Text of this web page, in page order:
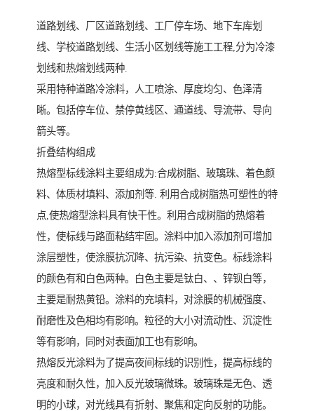
道路划线、厂区道路划线、工厂停车场、地下车库划
线、学校道路划线、生活小区划线等施工工程,分为冷漆
划线和热熔划线两种.
采用特种道路冷涂料，人工喷涂、厚度均匀、色泽清
晰。包括停车位、禁停黄线区、通道线、导流带、导向
箭头等。
折叠结构组成
热熔型标线涂料主要组成为:合成树脂、玻璃珠、着色颜
料、体质材填料、添加剂等. 利用合成树脂热可塑性的特
点,使热熔型涂料具有快干性。利用合成树脂的热熔着
性，使标线与路面粘结牢固。涂料中加入添加剂可增加
涂层塑性，使涂膜抗沉降、抗污染、抗变色。标线涂料
的颜色有和白色两种。白色主要是钛白、、锌钡白等，
主要是耐热黄铅。涂料的充填料，对涂膜的机械强度、
耐磨性及色相均有影响。粒径的大小对流动性、沉淀性
等有影响，同时对表面加工也有影响。
热熔反光涂料为了提高夜间标线的识别性，提高标线的
亮度和耐久性，加入反光玻璃微珠。玻璃珠是无色、透
明的小球，对光线具有折射、聚焦和定向反射的功能。